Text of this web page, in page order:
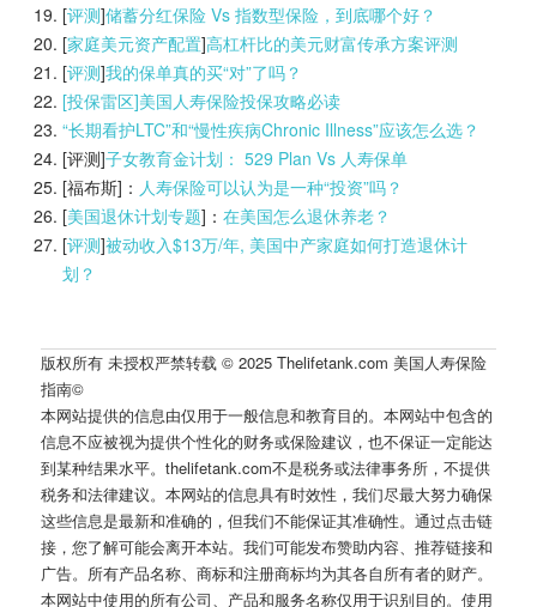
[评测]储蓄分红保险 Vs 指数型保险，到底哪个好？
[家庭美元资产配置]高杠杆比的美元财富传承方案评测
[评测]我的保单真的买“对”了吗？
[投保雷区]美国人寿保险投保攻略必读
“长期看护LTC”和“慢性疾病Chronic Illness”应该怎么选？
[评测]子女教育金计划： 529 Plan Vs 人寿保单
[福布斯]： 人寿保险可以认为是一种“投资”吗？
[美国退休计划专题]： 在美国怎么退休养老？
[评测]被动收入$13万/年, 美国中产家庭如何打造退休计
划？
版权所有 未授权严禁转载 © 2025 Thelifetank.com 美国人寿保险
指南©️
本网站提供的信息由仅用于一般信息和教育目的。本网站中包含的
信息不应被视为提供个性化的财务或保险建议，也不保证一定能达
到某种结果水平。thelifetank.com不是税务或法律事务所，不提供
税务和法律建议。本网站的信息具有时效性，我们尽最大努力确保
这些信息是最新和准确的，但我们不能保证其准确性。通过点击链
接，您了解可能会离开本站。我们可能发布赞助内容、推荐链接和
广告。所有产品名称、商标和注册商标均为其各自所有者的财产。
本网站中使用的所有公司、产品和服务名称仅用于识别目的。使用